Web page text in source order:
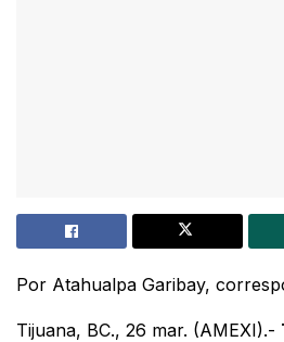
Por Atahualpa Garibay,
Tijuana, BC., 26 mar. (AMEXI).-